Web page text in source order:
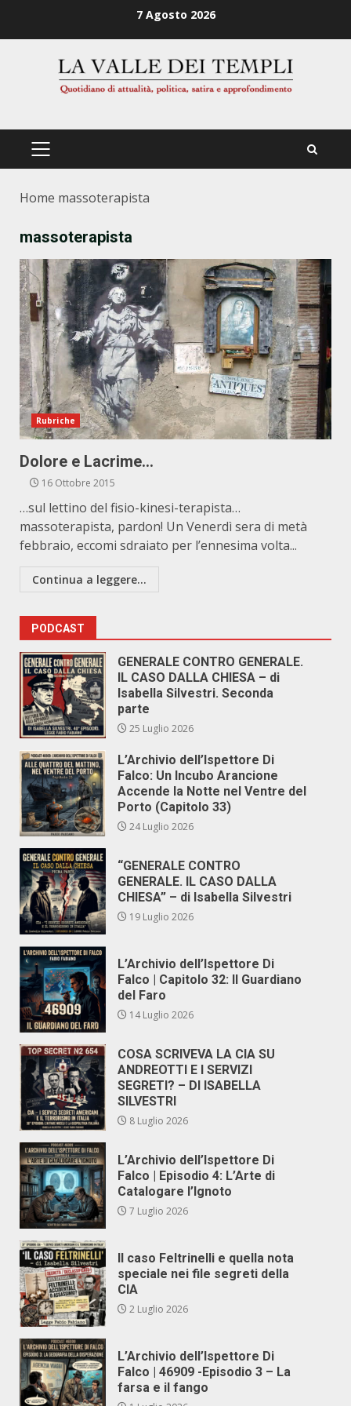
7 Agosto 2026
PRIMÄRES
Home massoterapista
massoterapista
Rubriche
Dolore e Lacrime…
16 Ottobre 2015
…sul lettino del fisio-kinesi-terapista…
massoterapista, pardon! Un Venerdì sera di metà
febbraio, eccomi sdraiato per l’ennesima volta...
Continua a leggere...
PODCAST
GENERALE CONTRO GENERALE.
IL CASO DALLA CHIESA – di
Isabella Silvestri. Seconda
parte
25 Luglio 2026
L’Archivio dell’Ispettore Di
Falco: Un Incubo Arancione
Accende la Notte nel Ventre del
Porto (Capitolo 33)
24 Luglio 2026
“GENERALE CONTRO
GENERALE. IL CASO DALLA
CHIESA” – di Isabella Silvestri
19 Luglio 2026
L’Archivio dell’Ispettore Di
Falco | Capitolo 32: Il Guardiano
del Faro
14 Luglio 2026
COSA SCRIVEVA LA CIA SU
ANDREOTTI E I SERVIZI
SEGRETI? – DI ISABELLA
SILVESTRI
8 Luglio 2026
L’Archivio dell’Ispettore Di
Falco | Episodio 4: L’Arte di
Catalogare l’Ignoto
7 Luglio 2026
Il caso Feltrinelli e quella nota
speciale nei file segreti della
CIA
2 Luglio 2026
L’Archivio dell’Ispettore Di
Falco | 46909 -Episodio 3 – La
farsa e il fango